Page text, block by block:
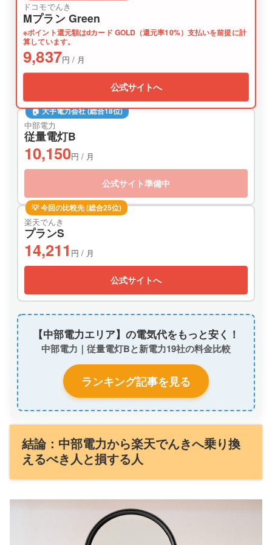
ドコモでんき
Mプラン Green
※ポイント還元額はdカード GOLD（還元率10%）支払いを前提に計
算しています。
9,837円 / 月
公式サイトへ
🏠 大手電力会社 (総合18位)
中部電力
従量電灯B
10,150円 / 月
公式サイト準備中
💡 今回の比較先 (総合25位)
楽天でんき
プランS
14,211 円 / 月
公式サイトへ
【中部電力エリア】の電気代をもっと安く！
中部電力｜従量電灯Bと新電力19社の料金比較
ランキング記事を見る
結論：中部電力から楽天でんきへ乗り換
えるべき人と損する人